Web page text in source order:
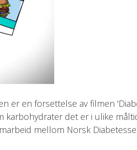
er en forsettelse av filmen
det er i ulike
mellom Norsk